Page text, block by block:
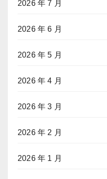
2026 年 7 月
2026 年 6 月
2026 年 5 月
2026 年 4 月
2026 年 3 月
2026 年 2 月
2026 年 1 月